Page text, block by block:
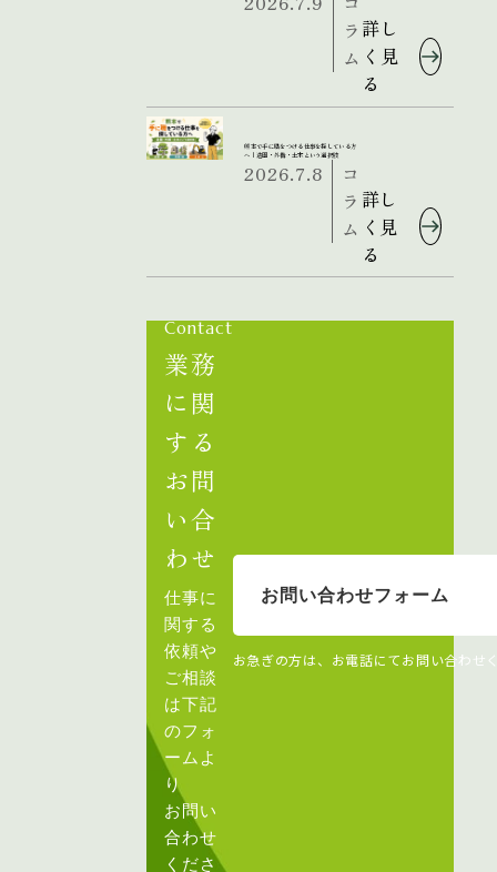
ラ
ム
詳し
く見
る
熊本で手に職をつける仕事を探している方
へ｜造園・外構・土木という選択肢
2026.7.8
コ
ラ
ム
詳し
く見
る
Contact
業務
に関
する
お問
い合
わせ
仕事に
関する
依頼や
ご相談
は下記
のフォ
ームよ
り
お問い
合わせ
くださ
お問い合わせフォーム
お急ぎの方は、お電話にてお問い合わせ